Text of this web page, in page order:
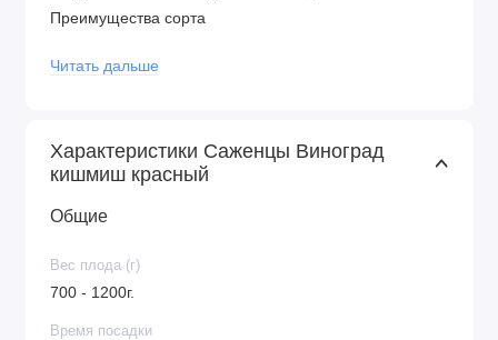
Преимущества сорта
Хорошие показатели урожайности
Читать дальше
Характеристики Саженцы Виноград
кишмиш красный
Общие
Вес плода (г)
700 - 1200г.
Время посадки